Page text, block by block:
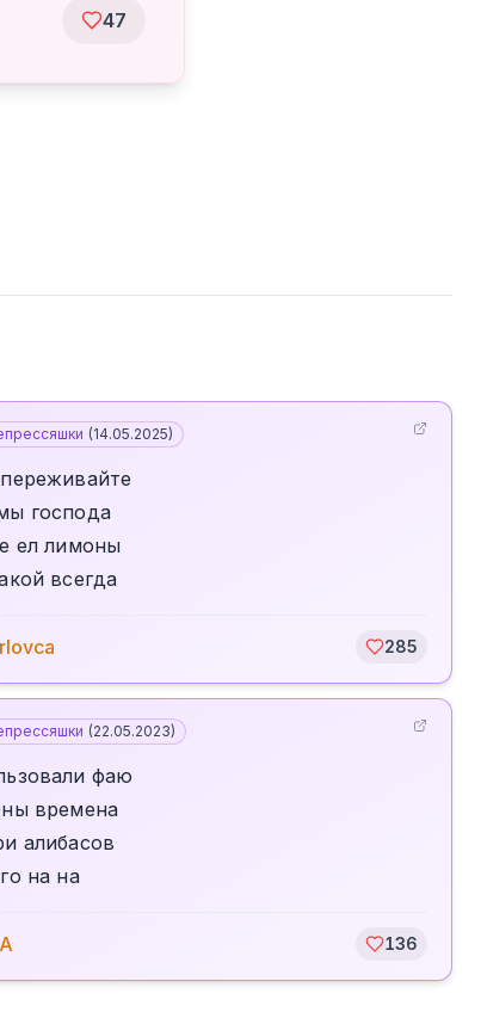
47
(14.05.2025)
господа
ел лимоны
всегда
285
(22.05.2023)
фаю
времена
алибасов
на на
136